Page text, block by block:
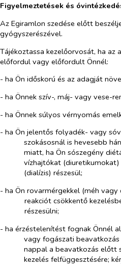
Figyelmeztetések és
Az Egiramlon szedése előtt
gyógyszerészével.
Tájékoztassa kezelőorvosát, ha
előfordul vagy előfordult Önnél:
- ha Ön időskorú és az adagját
- ha Önnek szív-, máj- vagy vese-
- ha Önnek súlyos vérnyomás
- ha Ön jelentős folyadék- vagy
szokásosnál is hevesebb
miatt, ha Ön sószegény
vízhajtókat
(dialízis) részesül;
- ha Ön rovarmérgekkel (méh vagy
reakciót csökkentő
részesülni;
- ha érzéstelenítést fognak Önnél
vagy fogászati beavatkozás
nappal a beavatkozás előtt
kezelés felfüggesztésére;